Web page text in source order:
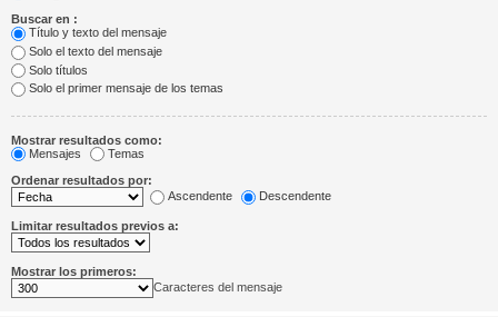
Buscar en :
Título y texto del mensaje
Solo el texto del mensaje
Solo títulos
Solo el primer mensaje de los temas
Mostrar resultados como:
Mensajes
Temas
Ordenar resultados por:
Ascendente
Descendente
Limitar resultados previos a:
Mostrar los primeros:
Caracteres del mensaje